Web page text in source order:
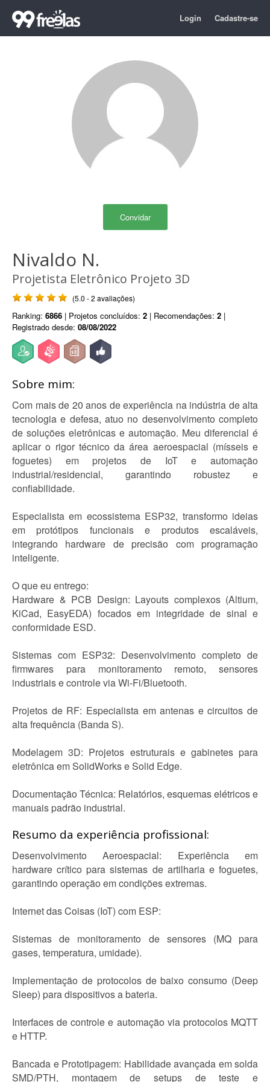
Login Cadastre-se
Convidar
Nivaldo N.
Projetista Eletrônico Projeto 3D
(5.0 - 2 avaliações)
Ranking: 6866 | Projetos concluídos: 2 | Recomendações: 2 |
Registrado desde: 08/08/2022
Sobre mim:
Com mais de 20 anos de experiência na indústria de alta
tecnologia e defesa, atuo no desenvolvimento completo
de soluções eletrônicas e automação. Meu diferencial é
aplicar o rigor técnico da área aeroespacial (mísseis e
foguetes) em projetos de IoT e automação
industrial/residencial, garantindo robustez e
confiabilidade.
Especialista em ecossistema ESP32, transformo ideias
em protótipos funcionais e produtos escaláveis,
integrando hardware de precisão com programação
inteligente.
O que eu entrego:
Hardware & PCB Design: Layouts complexos (Altium,
KiCad, EasyEDA) focados em integridade de sinal e
conformidade ESD.
Sistemas com ESP32: Desenvolvimento completo de
firmwares para monitoramento remoto, sensores
industriais e controle via Wi-Fi/Bluetooth.
Projetos de RF: Especialista em antenas e circuitos de
alta frequência (Banda S).
Modelagem 3D: Projetos estruturais e gabinetes para
eletrônica em SolidWorks e Solid Edge.
Documentação Técnica: Relatórios, esquemas elétricos e
manuais padrão industrial.
Resumo da experiência profissional:
Desenvolvimento Aeroespacial: Experiência em
hardware crítico para sistemas de artilharia e foguetes,
garantindo operação em condições extremas.
Internet das Coisas (IoT) com ESP:
Sistemas de monitoramento de sensores (MQ para
gases, temperatura, umidade).
Implementação de protocolos de baixo consumo (Deep
Sleep) para dispositivos a bateria.
Interfaces de controle e automação via protocolos MQTT
e HTTP.
Bancada e Prototipagem: Habilidade avançada em solda
SMD/PTH, montagem de setups de teste e